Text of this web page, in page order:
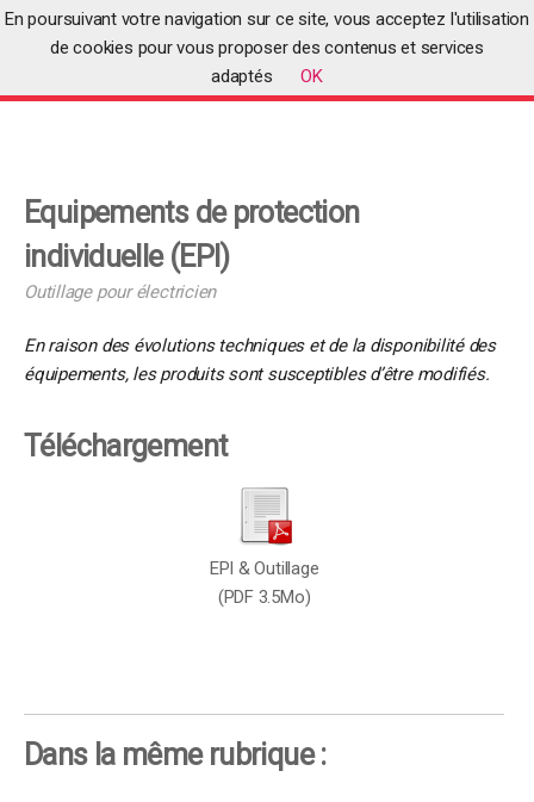
Equipements de protection individuelle (EPI)
Equipements de protection
individuelle (EPI)
Outillage pour électricien
En raison des évolutions techniques et de la disponibilité des
équipements, les produits sont susceptibles d’être modifiés.
Téléchargement
EPI & Outillage
(PDF 3.5Mo)
Dans la même rubrique :
En poursuivant votre navigation sur ce site, vous acceptez l'utilisation
de cookies pour vous proposer des contenus et services
adaptés
OK